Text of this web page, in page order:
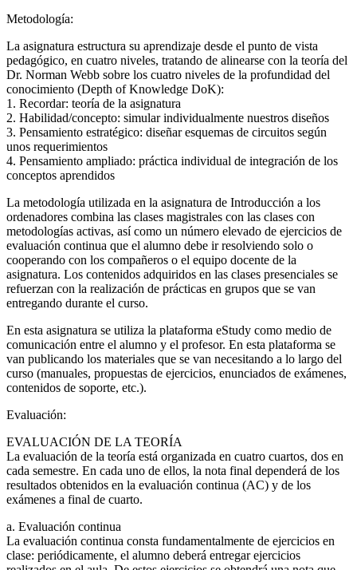
Metodología:
La asignatura estructura su aprendizaje desde el punto de vista
pedagógico, en cuatro niveles, tratando de alinearse con la teoría del
Dr. Norman Webb sobre los cuatro niveles de la profundidad del
conocimiento (Depth of Knowledge DoK):
1. Recordar: teoría de la asignatura
2. Habilidad/concepto: simular individualmente nuestros diseños
3. Pensamiento estratégico: diseñar esquemas de circuitos según
unos requerimientos
4. Pensamiento ampliado: práctica individual de integración de los
conceptos aprendidos
La metodología utilizada en la asignatura de Introducción a los
ordenadores combina las clases magistrales con las clases con
metodologías activas, así como un número elevado de ejercicios de
evaluación continua que el alumno debe ir resolviendo solo o
cooperando con los compañeros o el equipo docente de la
asignatura. Los contenidos adquiridos en las clases presenciales se
refuerzan con la realización de prácticas en grupos que se van
entregando durante el curso.
En esta asignatura se utiliza la plataforma eStudy como medio de
comunicación entre el alumno y el profesor. En esta plataforma se
van publicando los materiales que se van necesitando a lo largo del
curso (manuales, propuestas de ejercicios, enunciados de exámenes,
contenidos de soporte, etc.).
Evaluación:
EVALUACIÓN DE LA TEORÍA
La evaluación de la teoría está organizada en cuatro cuartos, dos en
cada semestre. En cada uno de ellos, la nota final dependerá de los
resultados obtenidos en la evaluación continua (AC) y de los
exámenes a final de cuarto.
a. Evaluación continua
La evaluación continua consta fundamentalmente de ejercicios en
clase: periódicamente, el alumno deberá entregar ejercicios